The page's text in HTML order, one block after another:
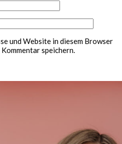
und Website in diesem Browser
speichern.